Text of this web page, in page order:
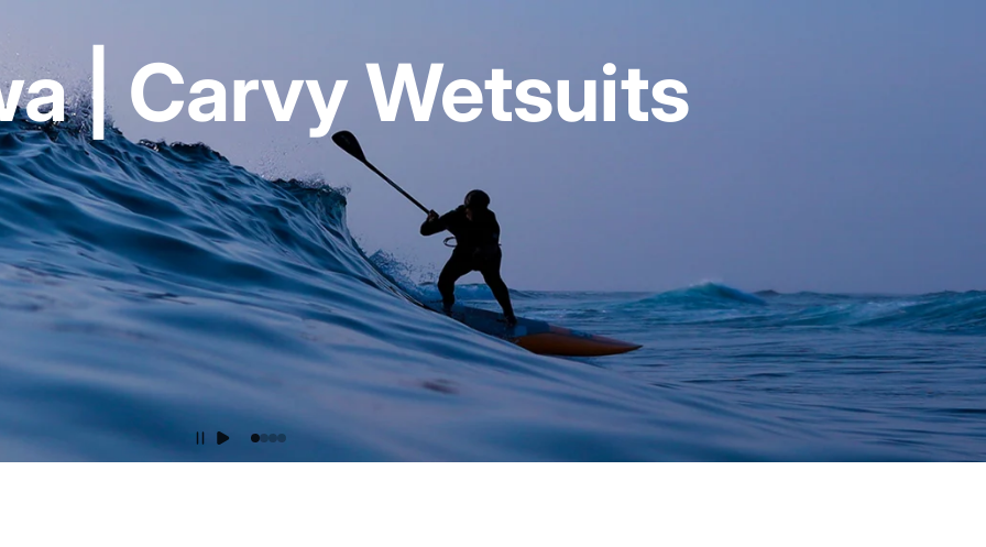
| Carvy Wetsuits
Carvy Wetsuits
Proudly made in Okinawa.
Since 1990.